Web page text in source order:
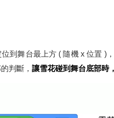
到舞台最上方 ( 隨機 x 位置 )，
判斷， 讓雪花碰到舞台底部時